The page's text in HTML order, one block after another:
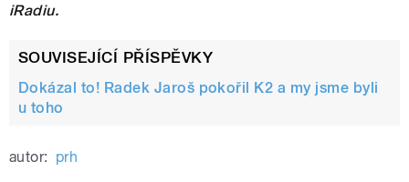
iRadiu.
SOUVISEJÍCÍ PŘÍSPĚVKY
Dokázal to! Radek Jaroš pokořil K2 a my jsme byli
u toho
autor: prh